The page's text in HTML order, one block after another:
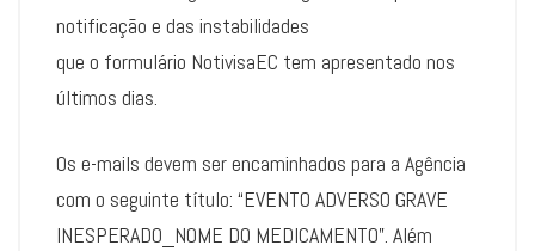
notificação e das instabilidades
que o formulário NotivisaEC tem apresentado nos
últimos dias.
Os e-mails devem ser encaminhados para a Agência
com o seguinte título: “EVENTO ADVERSO GRAVE
INESPERADO_NOME DO MEDICAMENTO”. Além